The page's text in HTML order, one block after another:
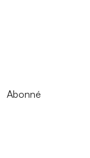
Abonné